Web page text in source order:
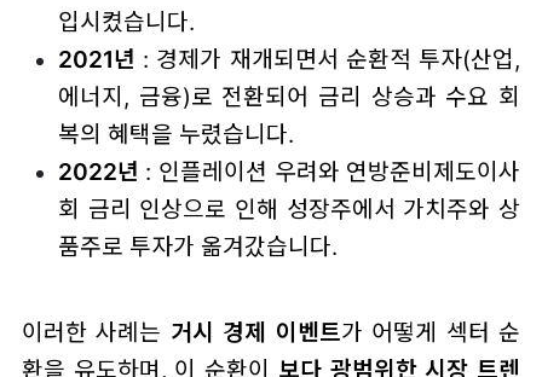
입시켰습니다.
2021년 : 경제가 재개되면서 순환적 투자(산업,
에너지, 금융)로 전환되어 금리 상승과 수요 회
복의 혜택을 누렸습니다.
2022년 : 인플레이션 우려와 연방준비제도이사
회 금리 인상으로 인해 성장주에서 가치주와 상
품주로 투자가 옮겨갔습니다.
이러한 사례는 거시 경제 이벤트가 어떻게 섹터 순
환을 유도하며, 이 순환이 보다 광범위한 시장 트렌